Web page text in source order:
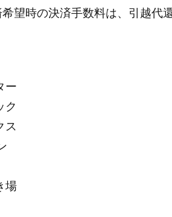
望時の決済手数料は、引越代
ー
ク
ス
場